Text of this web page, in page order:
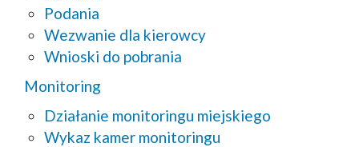
Podania
Wezwanie dla kierowcy
Wnioski do pobrania
Monitoring
Działanie monitoringu miejskiego
Wykaz kamer monitoringu